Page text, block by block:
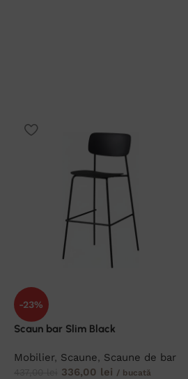
-23%
Scaun bar Slim Black
Mobilier, Scaune, Scaune de bar
336,00 lei / bucată